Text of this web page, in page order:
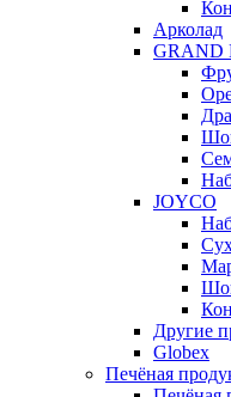
Арколад
GRAND
JOYCO
Другие
Globex
Печёная